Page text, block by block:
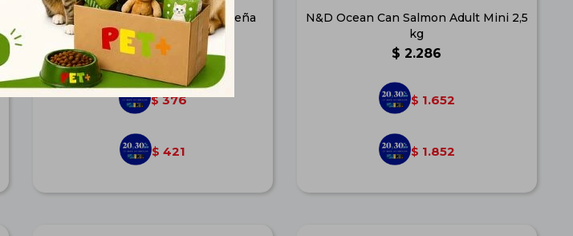
Biofresh Perro Light Raza Pequeña
1kg | Control de Peso
$ 520
$ 376
$ 421
N&D Ocean Can Salmon Adult Mini 2,5
kg
$ 2.286
$ 1.652
$ 1.852